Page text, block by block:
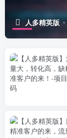
人多精英版